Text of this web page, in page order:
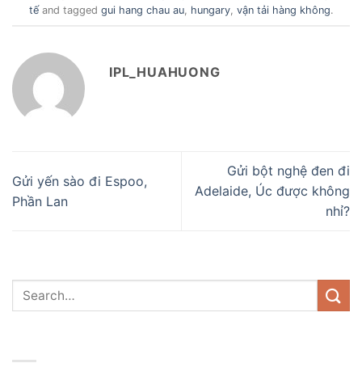
tếand tagged gui hang chau au, hungary, vận tải hàng không.
IPL_HUAHUONG
Gửi yến sào đi Espoo,
Phần Lan
Gửi bột nghệ đen đi
Adelaide, Úc được không
nhỉ?